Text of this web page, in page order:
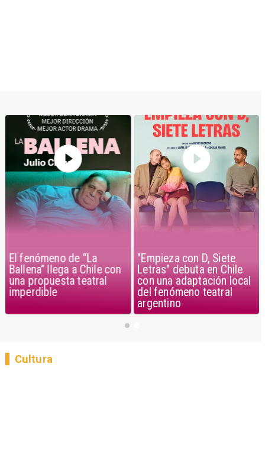
El fenómeno de “La
Ballena” llega a Chile con
una propuesta teatral
imperdible
"Empieza con D, Siete
Letras" debuta en Chile
con una adaptación local
del fenómeno teatral
argentino
Cultura